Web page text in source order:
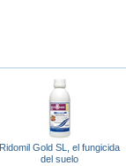
Ridomil Gold SL, el fungicida
del suelo